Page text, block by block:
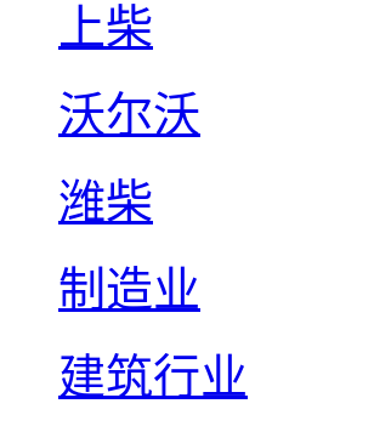
上柴
沃尔沃
潍柴
制造业
建筑行业